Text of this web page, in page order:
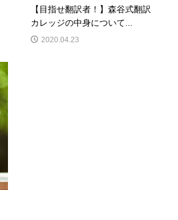
【目指せ翻訳者！】森谷式翻訳
カレッジの中身について...
2020.04.23